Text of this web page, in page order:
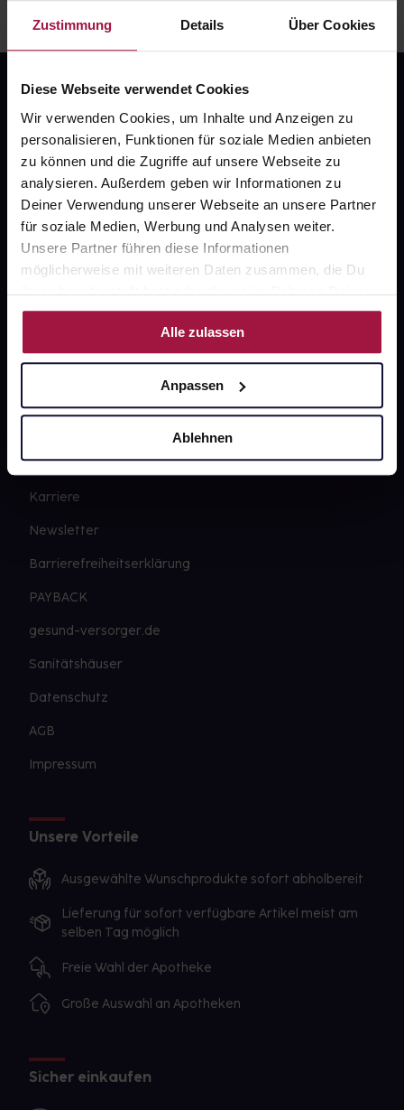
Zustimmung Details Über Cookies
Diese Webseite verwendet Cookies
Wir verwenden Cookies, um Inhalte und Anzeigen zu
personalisieren, Funktionen für soziale Medien anbieten
zu können und die Zugriffe auf unsere Webseite zu
analysieren. Außerdem geben wir Informationen zu
Deiner Verwendung unserer Webseite an unsere Partner
für soziale Medien, Werbung und Analysen weiter.
Unsere Partner führen diese Informationen
möglicherweise mit weiteren Daten zusammen, die Du
ihnen bereitgestellt hast oder die sie im Rahmen Deiner
Nutzung der Dienste gesammelt haben.
Alle zulassen
Anpassen
Ablehnen
Fragen zu Deiner Bestellung?
Kontakt
Widerrufsformular
Über uns
Karriere
Newsletter
Barrierefreiheitserklärung
PAYBACK
gesund-versorger.de
Sanitätshäuser
Datenschutz
AGB
Impressum
Unsere Vorteile
Ausgewählte Wunschprodukte sofort abholbereit
Lieferung für sofort verfügbare Artikel meist am
selben Tag möglich
Freie Wahl der Apotheke
Große Auswahl an Apotheken
Sicher einkaufen